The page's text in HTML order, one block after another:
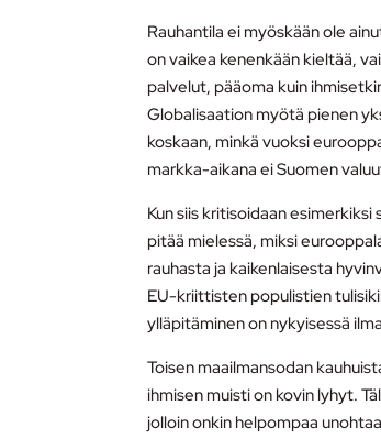
Rauhantila ei myöskään ole
on vaikea kenenkään kieltää,
palvelut, pääoma kuin
Globalisaation myötä pienen
koskaan, minkä vuoksi
markka-aikana ei Suomen
Kun siis kritisoidaan
pitää mielessä, miksi
rauhasta ja kaikenlaisesta
EU-kriittisten populistien
ylläpitäminen on nykyisessä
Toisen maailmansodan
ihmisen muisti on kovin lyhyt.
jolloin onkin helpompaa